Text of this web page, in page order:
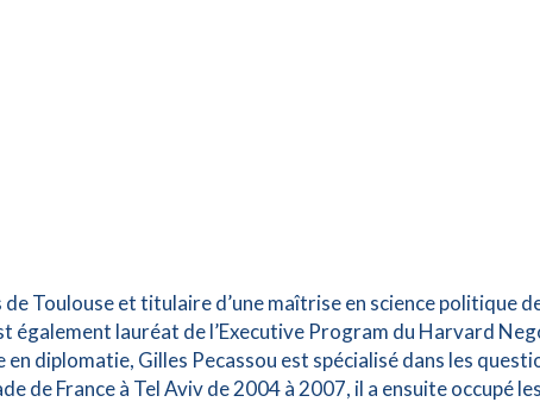
Toulouse et titulaire d’une maîtrise en science politique
également lauréat de l’Executive Program du Harvard
en diplomatie, Gilles Pecassou est spécialisé dans les
de France à Tel Aviv de 2004 à 2007, il a ensuite occupé